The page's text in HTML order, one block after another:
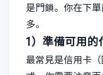
是門鎖。你在下
多。
1）準備可用的
最常見是信用卡